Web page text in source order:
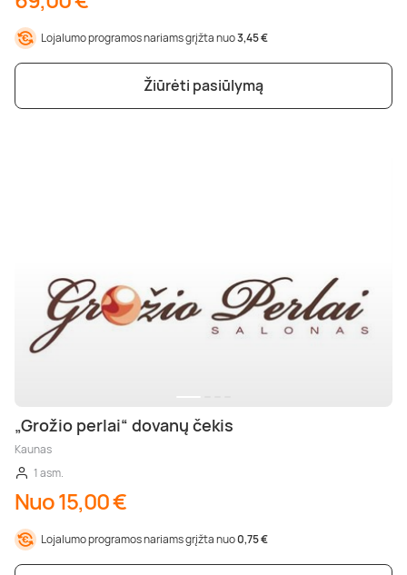
Lojalumo programos nariams grįžta nuo3,45 €
Žiūrėti pasiūlymą
„Grožio perlai“ dovanų čekis
Kaunas
1 asm.
Nuo 15,00 €
Lojalumo programos nariams grįžta nuo0,75 €